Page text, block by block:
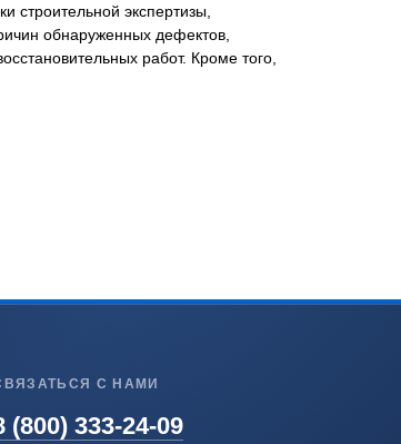
строительной экспертизы,
обнаруженных дефектов,
работ. Кроме того,
С НАМИ
(800) 333-24-09